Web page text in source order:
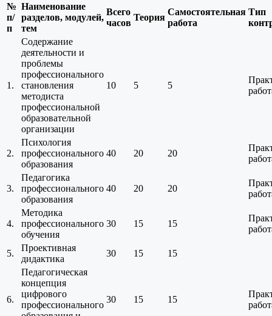
№
п/
п
Наименование
разделов, модулей,
тем
Всего
часов
Теория
Самостоятельная
работа
Тип
1.
Содержание
деятельности и
проблемы
профессионального
становления
методиста
профессиональной
образовательной
организации
10 5 5
2.
Психология
профессионального
образования
40 20 20
3.
Педагогика
профессионального
образования
40 20 20
4.
Методика
профессионального
обучения
30 15 15
5.
Проективная
дидактика
30 15 15
6.
Педагогическая
концепция
цифрового
профессионального
30 15 15